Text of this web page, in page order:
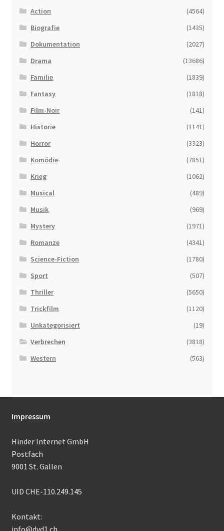
Action
(4564)
Biografie
(1435)
Dokumentation
(2027)
Drama
(13686)
Familie
(1839)
Fantasy
(1818)
Film-Noir
(141)
Historie
(1141)
Horror
(3323)
Komödie
(7851)
Krieg
(1062)
Musical
(489)
Musik
(969)
Mystery
(1971)
Romanze
(4341)
Science-Fiction
(1780)
Sport
(507)
Thriller
(5650)
Trickfilm
(1120)
Unkategorisiert
(19)
Verbrechen
(3818)
Western
(563)
Impressum
Hinder Internet GmbH
Postfach
9001 St. Gallen
UID CHE-110.249.145
Kontakt:
info@dvd1.ch